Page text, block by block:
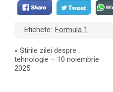
Etichete: Formula 1
«Știrile zilei despre
tehnologie – 10 noiembrie
2025